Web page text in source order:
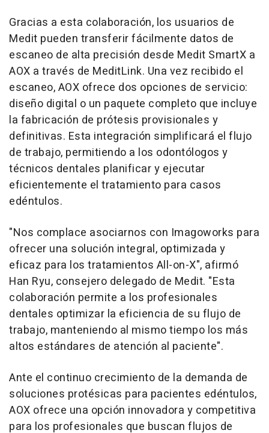
Gracias a esta colaboración, los usuarios de
Medit pueden transferir fácilmente datos de
escaneo de alta precisión desde Medit SmartX a
AOX a través de MeditLink. Una vez recibido el
escaneo, AOX ofrece dos opciones de servicio:
diseño digital o un paquete completo que incluye
la fabricación de prótesis provisionales y
definitivas. Esta integración simplificará el flujo
de trabajo, permitiendo a los odontólogos y
técnicos dentales planificar y ejecutar
eficientemente el tratamiento para casos
edéntulos.
"Nos complace asociarnos con Imagoworks para
ofrecer una solución integral, optimizada y
eficaz para los tratamientos All-on-X", afirmó
Han Ryu, consejero delegado de Medit. "Esta
colaboración permite a los profesionales
dentales optimizar la eficiencia de su flujo de
trabajo, manteniendo al mismo tiempo los más
altos estándares de atención al paciente".
Ante el continuo crecimiento de la demanda de
soluciones protésicas para pacientes edéntulos,
AOX ofrece una opción innovadora y competitiva
para los profesionales que buscan flujos de